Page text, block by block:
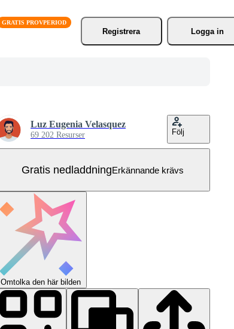
Registrera
Logga in
Luz Eugenia Velasquez
69 202 Resurser Följ
Gratis nedladdningErkännande krävs
Omtolka den här bilden